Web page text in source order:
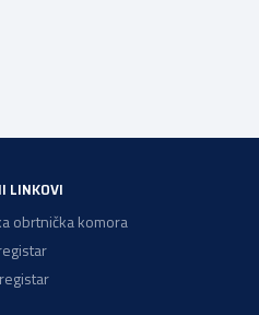
će se
LINKOVI
obrtnička komora